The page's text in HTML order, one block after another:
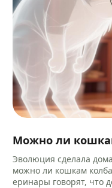
Можно ли
Эволюция сделала
можно ли кошкам
еринары говорят, что